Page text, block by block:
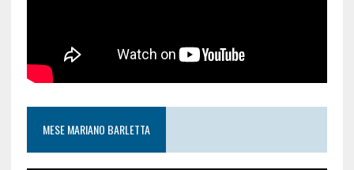
MESE MARIANO BARLETTA